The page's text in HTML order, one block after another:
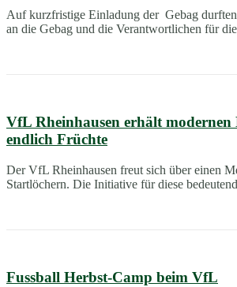
Auf kurzfristige Einladung der Gebag
an die Gebag und die Verantwortlichen für
VfL Rheinhausen erhält
endlich Früchte
Der VfL Rheinhausen freut sich über einen
Startlöchern. Die Initiative für diese
Fussball Herbst-Camp beim VfL